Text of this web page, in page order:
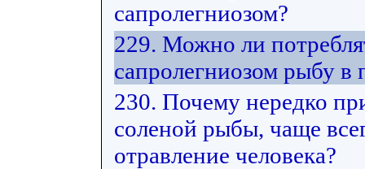
сапролегниозом?
229. Можно ли
сапролегниозом рыбу в
230. Почему нередко
соленой рыбы, чаще
отравление человека?